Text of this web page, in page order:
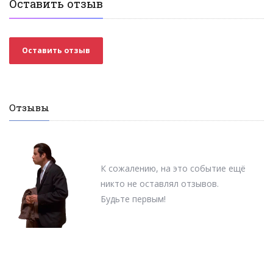
Оставить отзыв
Оставить отзыв
Отзывы
К сожалению, на это событие ещё
никто не оставлял отзывов.
Будьте первым!